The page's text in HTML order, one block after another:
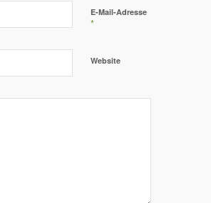
E-Mail-Adresse
*
Website